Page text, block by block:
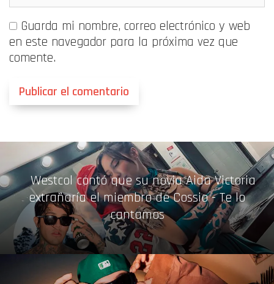
Guarda mi nombre, correo electrónico y web
en este navegador para la próxima vez que
comente.
Westcol contó que su novia Aida Victoria
extrañaría el miembro de Cossio - Te lo
cantamos